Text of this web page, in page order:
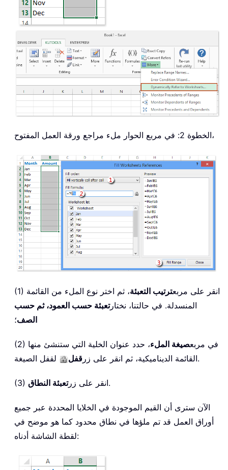
الخطوة 2: في مربع الحوار ملء مراجع ورقة العمل المفتوح،
(1) انقر على مربعترتيب التعبئة، ثم اختر نوع الملء من القائمة
المنسدلة. في حالتنا، نختارتعبئة حسب العمود، ثم حسب
الصف؛
(2) في مربعصيغة الملء، حدد عنوان الخلية التي ستنشئ منها
القائمة الديناميكية، ثم انقر على زر قفل لقفل الصيغة.
(3) انقر على زرتعبئة النطاق .
الآن سترى أن القيم الموجودة في الخلايا المحددة عبر جميع
أوراق العمل قد تم ملؤها في نطاق محدود كما هو موضح في
لقطة الشاشة أدناه: